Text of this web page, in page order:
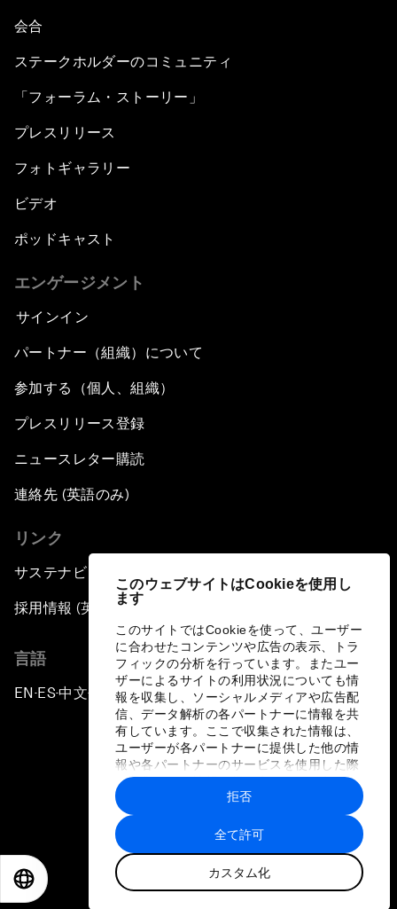
このウェブサイトはCookieを使用し
ます
このサイトではCookieを使って、ユーザー
に合わせたコンテンツや広告の表示、トラ
フィックの分析を行っています。またユー
ザーによるサイトの利用状況についても情
報を収集し、ソーシャルメディアや広告配
信、データ解析の各パートナーに情報を共
有しています。ここで収集された情報は、
ユーザーが各パートナーに提供した他の情
報や各パートナーのサービスを使用した際
に収集された情報と組み合わされ、各パー
トナーによって使用されることがありま
す。
全て許可
カスタム化
拒否
会合
ステークホルダーのコミュニティ
「フォーラム・ストーリー」
プレスリリース
フォトギャラリー
ビデオ
ポッドキャスト
エンゲージメント
サインイン
パートナー（組織）について
参加する（個人、組織）
プレスリリース登録
ニュースレター購読
連絡先 (英語のみ)
リンク
サステナビリティへの取り組み
採用情報 (英語のみ)
言語
EN ▪ES▪中文▪ 日本語
プライバシーポリシーと利用規約
サイトマップ
©
世界経済フォーラム